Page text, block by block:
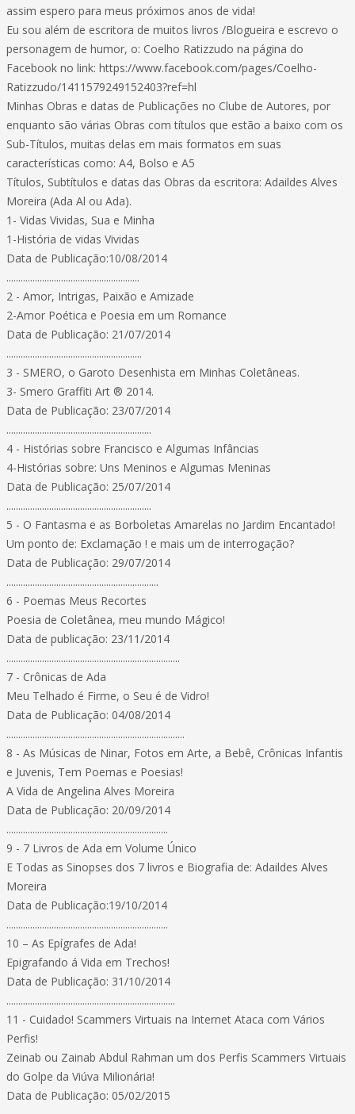
assim espero para meus próximos anos de vida!
Eu sou além de escritora de muitos livros /Blogueira e escrevo o
personagem de humor, o: Coelho Ratizzudo na página do
Facebook no link: https://www.facebook.com/pages/Coelho-
Ratizzudo/1411579249152403?ref=hl
Minhas Obras e datas de Publicações no Clube de Autores, por
enquanto são várias Obras com títulos que estão a baixo com os
Sub-Títulos, muitas delas em mais formatos em suas
características como: A4, Bolso e A5
Títulos, Subtítulos e datas das Obras da escritora: Adaildes Alves
Moreira (Ada Al ou Ada).
1- Vidas Vividas, Sua e Minha
1-História de vidas Vividas
Data de Publicação:10/08/2014
........................................................
2 - Amor, Intrigas, Paixão e Amizade
2-Amor Poética e Poesia em um Romance
Data de Publicação: 21/07/2014
.........................................................
3 - SMERO, o Garoto Desenhista em Minhas Coletâneas.
3- Smero Graffiti Art ® 2014.
Data de Publicação: 23/07/2014
.............................................................
4 - Histórias sobre Francisco e Algumas Infâncias
4-Histórias sobre: Uns Meninos e Algumas Meninas
Data de Publicação: 25/07/2014
.............................................................
5 - O Fantasma e as Borboletas Amarelas no Jardim Encantado!
Um ponto de: Exclamação ! e mais um de interrogação?
Data de Publicação: 29/07/2014
................................................................
6 - Poemas Meus Recortes
Poesia de Coletânea, meu mundo Mágico!
Data de publicação: 23/11/2014
.........................................................................
7 - Crônicas de Ada
Meu Telhado é Firme, o Seu é de Vidro!
Data de Publicação: 04/08/2014
...........................................................................
8 - As Músicas de Ninar, Fotos em Arte, a Bebê, Crônicas Infantis
e Juvenis, Tem Poemas e Poesias!
A Vida de Angelina Alves Moreira
Data de Publicação: 20/09/2014
....................................................................
9 - 7 Livros de Ada em Volume Único
E Todas as Sinopses dos 7 livros e Biografia de: Adaildes Alves
Moreira
Data de Publicação:19/10/2014
....................................................................
10 – As Epígrafes de Ada!
Epigrafando á Vida em Trechos!
Data de Publicação: 31/10/2014
.......................................................................
11 - Cuidado! Scammers Virtuais na Internet Ataca com Vários
Perfis!
Zeinab ou Zainab Abdul Rahman um dos Perfis Scammers Virtuais
do Golpe da Viúva Milionária!
Data de Publicação: 05/02/2015